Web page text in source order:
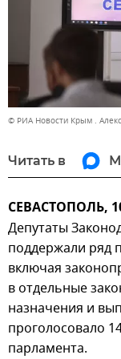
© РИА Новости Крым .
Читать в
СЕВАСТОПОЛЬ,
Депутаты
поддержали ряд
включая
в отдельные
назначения и
проголосовало
парламента.